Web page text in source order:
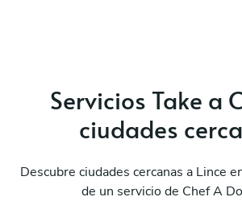
Servicios Take a
ciudades
Descubre ciudades cercanas a Lince
de un servicio de Chef A